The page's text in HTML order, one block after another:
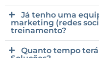
Já tenho uma
marketing (redes
treinamento?
Quanto tempo